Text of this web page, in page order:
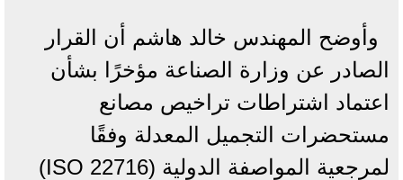
وأوضح المهندس خالد هاشم أن القرار
الصادر عن وزارة الصناعة مؤخرًا بشأن
اعتماد اشتراطات تراخيص مصانع
مستحضرات التجميل المعدلة وفقًا
لمرجعية المواصفة الدولية (ISO 22716)